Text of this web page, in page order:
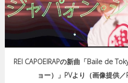
REI CAPOEIRAPの新曲「Baile de
ョー）」PVより（画像提供／